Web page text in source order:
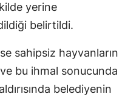
yerine
belirtildi.
sahipsiz hayvanların
bu ihmal sonucunda
belediyenin